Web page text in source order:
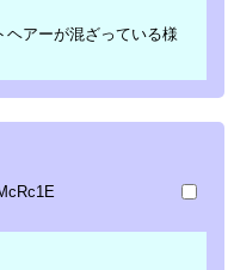
アーが混ざっている様